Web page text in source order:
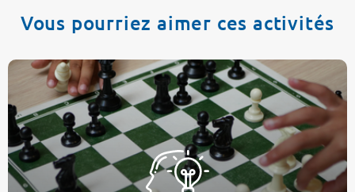
Vous pourriez aimer ces activités